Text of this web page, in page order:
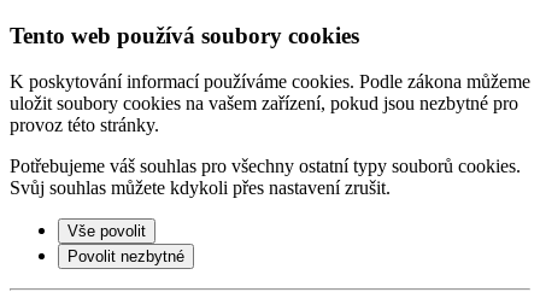
Tento web používá soubory cookies
K poskytování informací používáme cookies. Podle zákona můžeme
uložit soubory cookies na vašem zařízení, pokud jsou nezbytné pro
provoz této stránky.
Potřebujeme váš souhlas pro všechny ostatní typy souborů cookies.
Svůj souhlas můžete kdykoli přes nastavení zrušit.
Vše povolit
Povolit nezbytné